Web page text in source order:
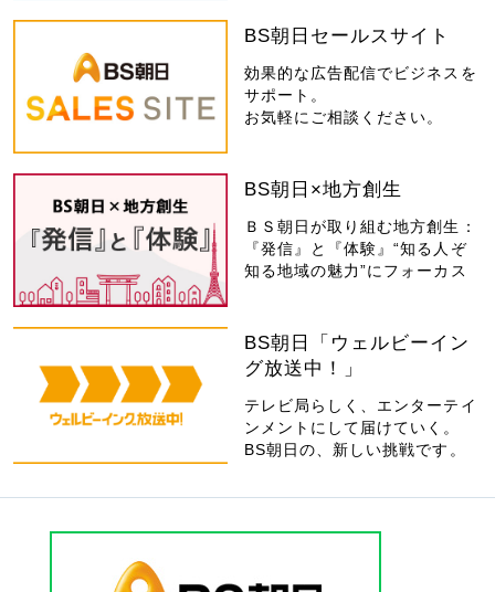
BS朝日セールスサイト
効果的な広告配信でビジネスを
サポート。
お気軽にご相談ください。
BS朝日×地方創生
ＢＳ朝日が取り組む地方創生：
『発信』と『体験』“知る人ぞ
知る地域の魅力”にフォーカス
BS朝日「ウェルビーイン
グ放送中！」
テレビ局らしく、エンターテイ
ンメントにして届けていく。
BS朝日の、新しい挑戦です。